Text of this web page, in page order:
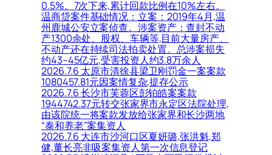
0.5%。7次下来,累计回款比例在10%左右。
温商贷案件基础情况：立案：2019年4月,温
州鹿城公安立案侦查。涉案资产：查封不动
产1300余处、股权、车辆等,目前大量房产、
不动产还在持续司法拍卖处置。总涉案损失
约43–45亿元,受害投资人约3.8万余人
2026.7.6 太原市清徐县梁卫刚罚金一案案款
1080457.81元因案情复杂,提存公示
2026.7.6 长沙市芙蓉区彭铂皓案案款
1944742.37元转交张家界市永定区法院处理,
由该院统一将案款发放给张家界和长沙两地
“泰和养老”案集资人
2026.7.6 大连市沙河口区夏妍璐,张洪魁,郑
健,董长亮非吸案集资人第一次信息登记